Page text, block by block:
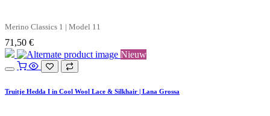
Merino Classics 1 | Model 11
71,50 €
Nieuw
Truitje Hedda I in Cool Wool Lace & Silkhair | Lana Grossa